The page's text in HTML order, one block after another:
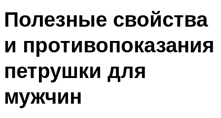
Полезные свойства
и противопоказания
петрушки для
мужчин